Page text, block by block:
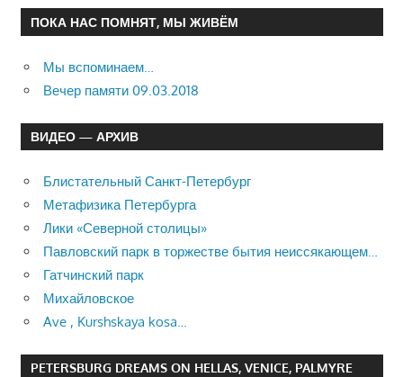
ПОКА НАС ПОМНЯТ, МЫ ЖИВЁМ
Мы вспоминаем…
Вечер памяти 09.03.2018
ВИДЕО — АРХИВ
Блистательный Санкт-Петербург
Метафизика Петербурга
Лики «Северной столицы»
Павловский парк в торжестве бытия неиссякающем…
Гатчинский парк
Михайловское
Ave , Kurshskaya kosa…
PETERSBURG DREAMS ON HELLAS, VENICE, PALMYRE